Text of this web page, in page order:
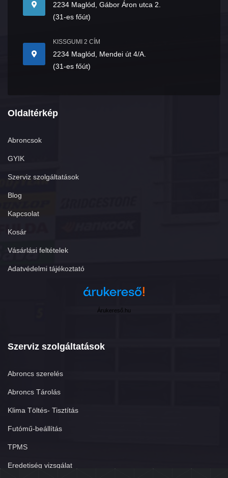
2234 Maglód, Gábor Áron utca 2.
(31-es főút)
KISSGUMI 2 CÍM
2234 Maglód, Mendei út 4/A.
(31-es főút)
Oldaltérkép
Abroncsok
GYIK
Szerviz szolgáltatások
Blog
Kapcsolat
Kosár
Vásárlási feltételek
Adatvédelmi tájékoztató
Árukereső.hu
Szerviz szolgáltatások
Abroncs szerelés
Abroncs Tárolás
Klima Töltés- Tisztítás
Futómű-beállítás
TPMS
Eredetiség vizsgálat